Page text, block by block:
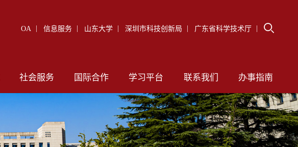
OA 信息服务 山东大学 深圳市科技创新局 广东省科学技术厅
社会服务 国际合作 学习平台 联系我们 办事指南